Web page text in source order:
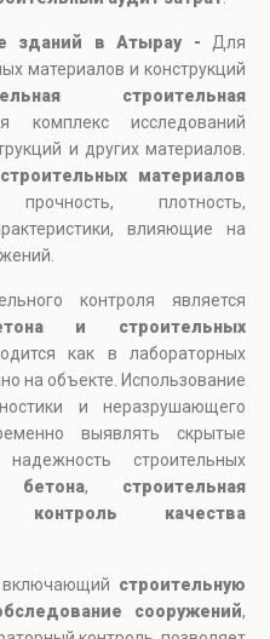
зданий в Атырау - Для
материалов и конструкций
строительная
комплекс исследований
и других материалов.
материалов
плотность,
влияющие на
контроля является
и строительных
как в лабораторных
на объекте. Использование
и неразрушающего
выявлять скрытые
строительных
бетона, строительная
контроль качества
включающий строительную
сооружений,